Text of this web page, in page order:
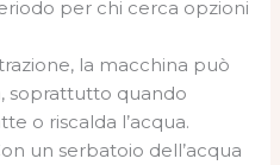
per chi cerca opzioni
la macchina può
soprattutto quando
o riscalda l’acqua.
un serbatoio dell’acqua